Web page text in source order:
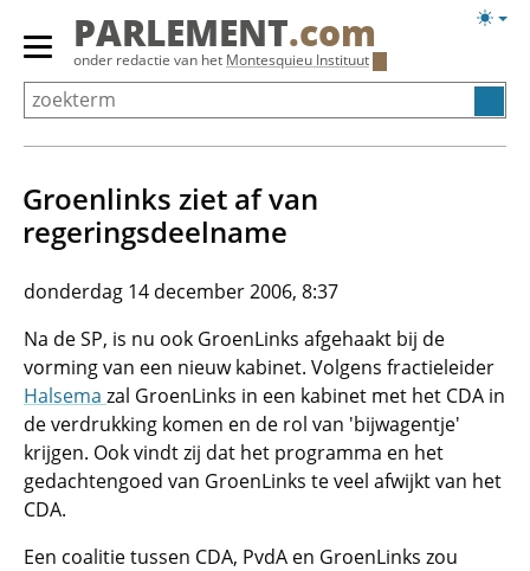
Overslaan
Primair
menu
tonen/verbergen
PARLEMENT.com
onder redactie van het Montesquieu Instituut
Groenlinks ziet af van
regeringsdeelname
donderdag 14 december 2006, 8:37
Na de SP, is nu ook GroenLinks afgehaakt bij de
vorming van een nieuw kabinet. Volgens fractieleider
Halsema zal GroenLinks in een kabinet met het CDA in
de verdrukking komen en de rol van 'bijwagentje'
krijgen. Ook vindt zij dat het programma en het
gedachtengoed van GroenLinks te veel afwijkt van het
CDA.
Een coalitie tussen CDA, PvdA en GroenLinks zou